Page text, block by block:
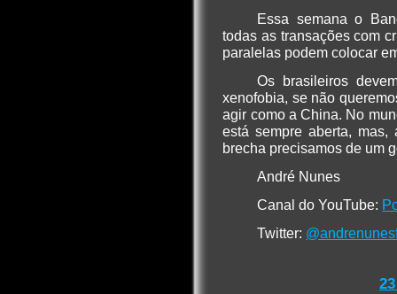
Essa semana o
todas as transações com
paralelas podem colocar
Os brasileiros
xenofobia, se não
agir como a China. No
está sempre aberta,
brecha precisamos de um
André Nunes
Canal do YouTube:
Twitter: